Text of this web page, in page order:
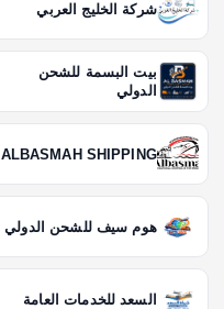
شركة الخليج العربي
بيت البسمة للشحن
الدولي
ALBASMAH SHIPPING
هوم سيف للشحن الدولي
السعد للخدمات العامة